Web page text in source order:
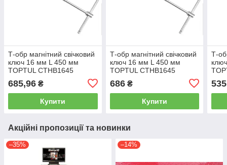
Т-обр магнітний свічковий
ключ 16 мм L 450 мм
TOPTUL CTHB1645
685,96 ₴
Купити
Т-обр магнітний свічковий
ключ 16 мм L 450 мм
TOPTUL CTHB1645
686₴
Купити
Т-
Акційні пропозиції та новинки
–35% –14%